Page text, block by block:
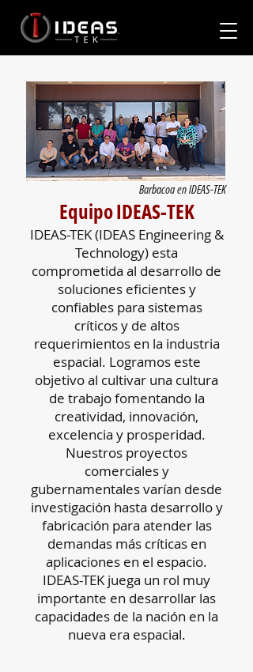
Barbacoa en IDEAS-TEK
Equipo IDEAS-TEK
IDEAS-TEK (IDEAS Engineering &
Technology) esta
comprometida al desarrollo de
soluciones eficientes y
confiables para sistemas
críticos y de altos
requerimientos en la industria
espacial. Logramos este
objetivo al cultivar una cultura
de trabajo fomentando la
creatividad, innovación,
excelencia y prosperidad.
Nuestros proyectos
comerciales y
gubernamentales varían desde
investigación hasta desarrollo y
fabricación para atender las
demandas más críticas en
aplicaciones en el espacio.
IDEAS-TEK juega un rol muy
importante en desarrollar las
capacidades de la nación en la
nueva era espacial.